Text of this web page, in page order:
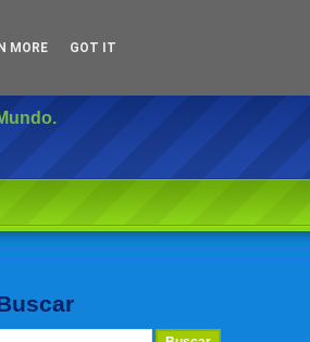
MORE GOT IT